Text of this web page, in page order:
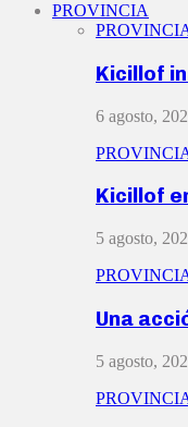
PROVINCIA
Kicillof
6 agosto,
Kicillof
5 agosto,
Una
5 agosto,